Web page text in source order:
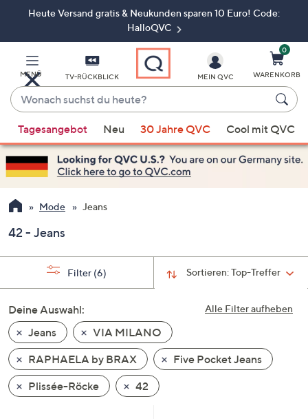
ZumHeute Versand gratis & Neukunden sparen 10 Euro! Code:
HalloQVC
MENÜ TV-RÜCKBLICK
Wonach
suchst
du
heute?
Vorschläge
verfügbar
sind,
verwenden
Sie
Pfeiltasten
nach
und
nach
unten
oder
wischen
Sie
auf
MEIN QVC
0
WARENKORB
Tagesangebot Neu 30 Jahre QVC Cool mit QVC
Mode Jeans
42 - Jeans
Sortieren:Top-Treffer
Filter (6)
Alle Filter aufheben
Deine Auswahl:
Jeans
VIA MILANO
RAPHAELA by BRAX
Five Pocket Jeans
Plissée-Röcke
42